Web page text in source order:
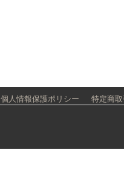
個人情報保護ポリシー 特定商